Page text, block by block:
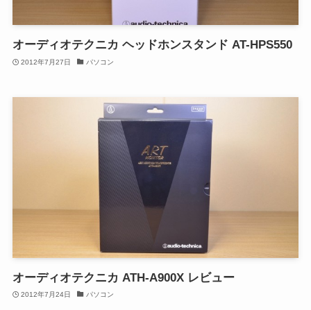
オーディオテクニカ ヘッドホンスタンド AT-HPS550
2012年7月27日 パソコン
オーディオテクニカ ATH-A900X レビュー
2012年7月24日 パソコン